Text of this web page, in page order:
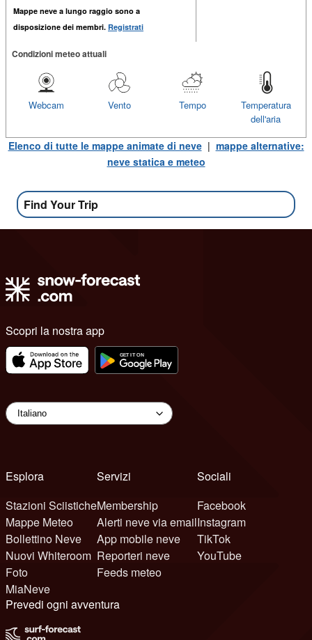
Mappe neve a lungo raggio sono a
disposizione dei membri. Registrati
Condizioni meteo attuali
Temperatura
dell'aria
Tempo
Vento
Webcam
Elenco di tutte le mappe animate di neve| mappe alternative:
neve statica e meteo
Find Your Trip
Scopri la nostra app
Esplora
Stazioni Sciistiche
Mappe Meteo
Bollettino Neve
Nuovi Whiteroom
Foto
MiaNeve
Servizi
Membership
Alerti neve via email
App mobile neve
Reporteri neve
Feeds meteo
Sociali
Facebook
Instagram
TikTok
YouTube
Prevedi ogni avventura